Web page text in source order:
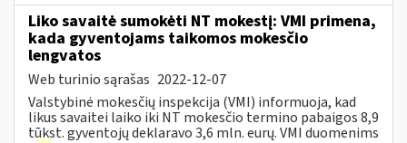
Liko savaitė sumokėti NT mokestį: VMI primena,
kada gyventojams taikomos mokesčio
lengvatos
Web turinio sąrašas 2022-12-07
Valstybinė mokesčių inspekcija (VMI) informuoja, kad
likus savaitei laiko iki NT mokesčio termino pabaigos 8,9
tūkst. gyventojų deklaravo 3,6 mln. eurų. VMI duomenims